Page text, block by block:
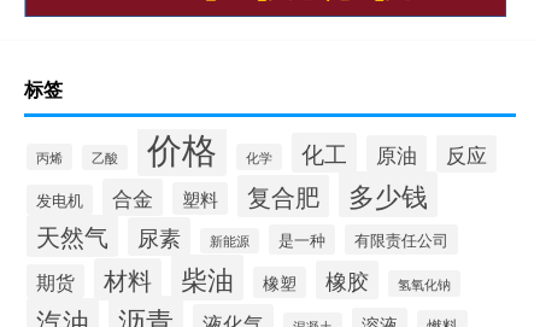
标签
丙烯 乙酸 价格 化学 化工 原油 反应
发电机 合金 塑料 复合肥 多少钱
天然气 尿素 新能源 是一种 有限责任公司
期货 材料 柴油 橡塑 橡胶 氢氧化钠